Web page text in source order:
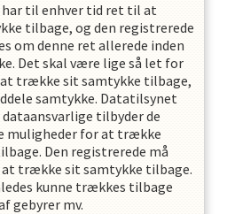
har til enhver tid ret til at
tilbage, og den registrerede
om denne ret allerede inden
Det skal være lige så let for
trække sit samtykke tilbage,
samtykke. Datatilsynet
tilbyder de
muligheder for at trække
Den registrerede må
at trække sit samtykke tilbage.
kunne trækkes tilbage
gebyrer mv.